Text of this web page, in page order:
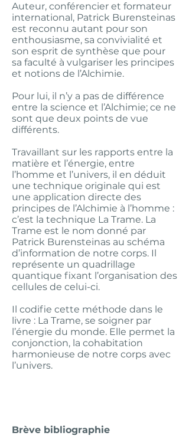
Auteur, conférencier et formateur
international, Patrick Burensteinas
est reconnu autant pour son
enthousiasme, sa convivialité et
son esprit de synthèse que pour
sa faculté à vulgariser les principes
et notions de l’Alchimie.
Pour lui, il n’y a pas de différence
entre la science et l’Alchimie; ce ne
sont que deux points de vue
différents.
Travaillant sur les rapports entre la
matière et l’énergie, entre
l’homme et l’univers, il en déduit
une technique originale qui est
une application directe des
principes de l’Alchimie à l’homme :
c’est la technique La Trame. La
Trame est le nom donné par
Patrick Burensteinas au schéma
d’information de notre corps. Il
représente un quadrillage
quantique fixant l’organisation des
cellules de celui-ci.
Il codifie cette méthode dans le
livre : La Trame, se soigner par
l’énergie du monde. Elle permet la
conjonction, la cohabitation
harmonieuse de notre corps avec
l’univers.
Brève bibliographie